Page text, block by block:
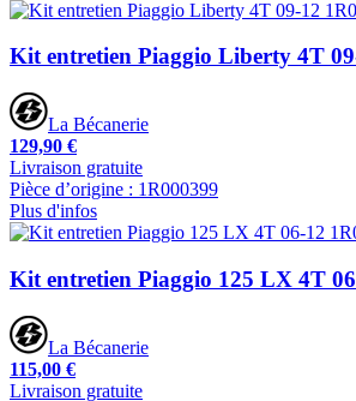
Kit entretien Piaggio Liberty 4T
La Bécanerie
129,90 €
Livraison gratuite
Pièce d’origine : 1R000399
Plus d'infos
Kit entretien Piaggio 125 LX 4T
La Bécanerie
115,00 €
Livraison gratuite